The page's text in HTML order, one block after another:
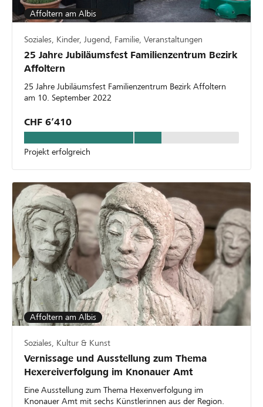
Affoltern am Albis
Soziales, Kinder, Jugend, Familie, Veranstaltungen
25 Jahre Jubiläumsfest Familienzentrum Bezirk
Affoltern
25 Jahre Jubiläumsfest Familienzentrum Bezirk Affoltern
am 10. September 2022
CHF 6’410
Projekt erfolgreich
Affoltern am Albis
Soziales, Kultur & Kunst
Vernissage und Ausstellung zum Thema
Hexereiverfolgung im Knonauer Amt
Eine Ausstellung zum Thema Hexenverfolgung im
Knonauer Amt mit sechs Künstlerinnen aus der Region.